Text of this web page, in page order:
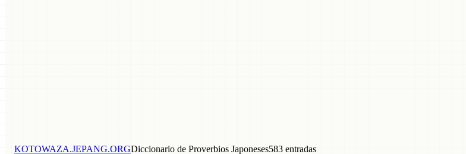
KOTOWAZA.JEPANG.ORGDiccionario de Proverbios Japoneses583 entradas